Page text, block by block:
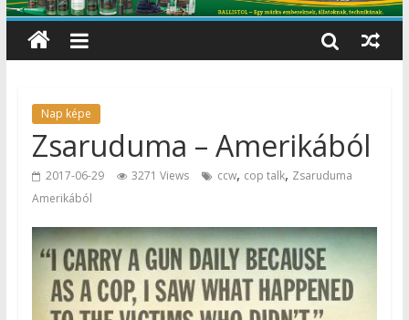
Nap képe
Zsaruduma – Amerikából
2017-06-29 3271 Views ccw, cop talk, Zsaruduma
Amerikából